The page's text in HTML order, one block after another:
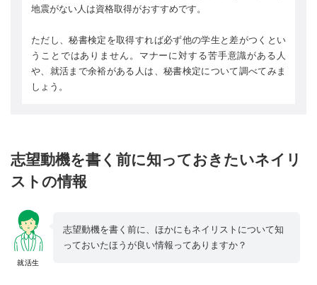
地震がない人は資格取得がおすすめです。
ただし、秘書検定を取得すれば必ず他の学生と差がつくとい
うことではありません。マナーに対する苦手意識がある人
や、就活まで余裕がある人は、秘書検定について調べてみま
しょう。
志望動機を書く前に知っておきたいネイリ
ストの情報
就活生
志望動機を書く前に、ほかにもネイリストについて知
っておいたほうが良い情報ってありますか？